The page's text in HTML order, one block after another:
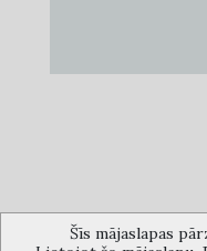
Šīs mājaslapas